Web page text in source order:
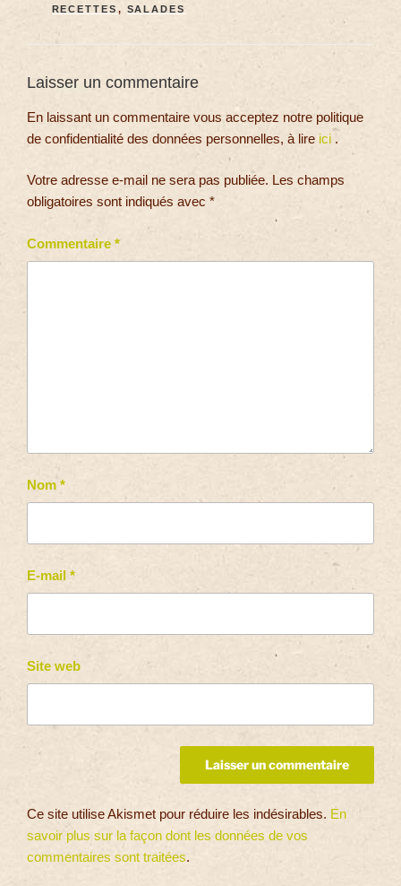
RECETTES , SALADES
Laisser un commentaire
En laissant un commentaire vous acceptez notre politique
de confidentialité des données personnelles, à lire ici .
Votre adresse e-mail ne sera pas publiée. Les champs
obligatoires sont indiqués avec *
Commentaire *
Nom *
E-mail *
Site web
Ce site utilise Akismet pour réduire les indésirables. En
savoir plus sur la façon dont les données de vos
commentaires sont traitées.